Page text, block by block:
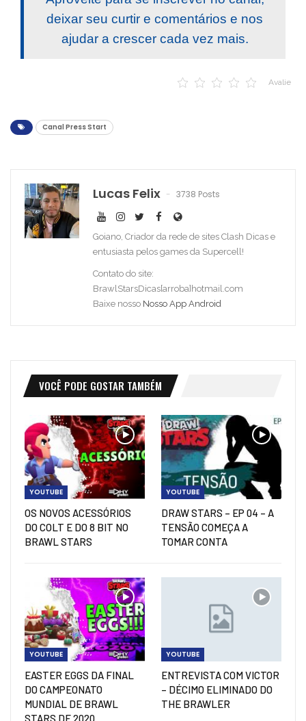
deixar seu curtir e comentários e nos
ajudar a crescer cada vez mais.
Avalie
Canal Press Start
Lucas Felix 3738 Posts
Goiano, Criador da rede de sites Clash Dicas e
entusiasta pelos games da Supercell!
Contato do site:
BrawlStarsDicas[arroba]hotmail.com
Baixe nosso Nosso App Android
VOCÊ PODE GOSTAR TAMBÉM
YOUTUBE
OS NOVOS ACESSÓRIOS
DO COLT E DO 8 BIT NO
BRAWL STARS
YOUTUBE
DRAW STARS – EP 04 – A
TENSÃO COMEÇA A
TOMAR CONTA
YOUTUBE
EASTER EGGS DA FINAL
DO CAMPEONATO
MUNDIAL DE BRAWL
STARS DE 2020
YOUTUBE
ENTREVISTA COM VICTOR
– DÉCIMO ELIMINADO DO
THE BRAWLER